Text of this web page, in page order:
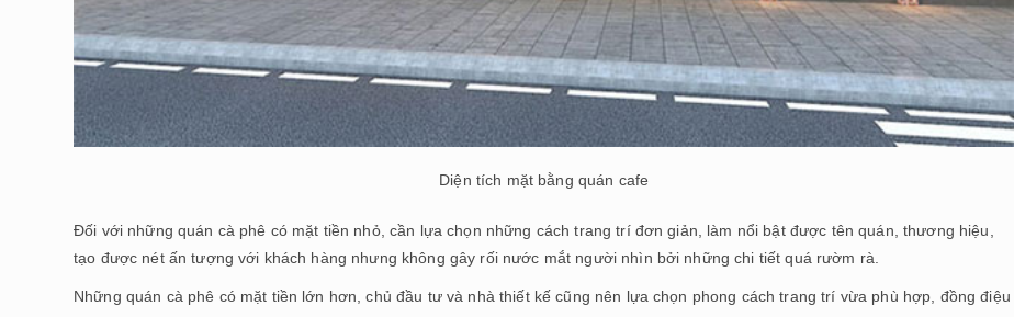
Diện tích mặt bằng quán cafe
Đối với những quán cà phê có mặt tiền nhỏ, cần lựa chọn những cách trang trí đơn giản, làm nổi bật được tên quán, thương hiệu,
tạo được nét ấn tượng với khách hàng nhưng không gây rối nước mắt người nhìn bởi những chi tiết quá rườm rà.
Những quán cà phê có mặt tiền lớn hơn, chủ đầu tư và nhà thiết kế cũng nên lựa chọn phong cách trang trí vừa phù hợp, đồng điệu